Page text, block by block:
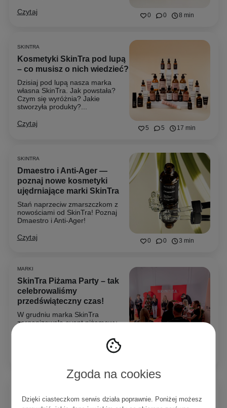
Zgoda na cookies
Dzięki ciasteczkom serwis działa poprawnie. Poniżej możesz
0 0 8 min
Czytaj
5 5 17 min
SKINTRA
Kosmetyki SkinTra pod lupą
– co musisz o nich wiedzieć?
Dzisiaj pod lupą nasza marka
własna SkinTra. Jak powstała?
Czym się wyróżnia? Jakie
stworzyła produkty?...
Czytaj
0 0 3 min
SKINTRA
Dmaestro i Anti-Ager —
poznaj nowe kosmetyki
ujędrniające marki SkinTra
Stań naprzeciw zmarszczkom z
nowościami od SkinTra! Poznaj
Dmaestro i Anti-Ager!
Czytaj
MARKI
SkinTra Piżama Party – tak
celebrowaliśmy
przedświąteczny czas!
W grudniu marka SkinTra
zorganizowała event piżamowy -
Serum do ciała: The Ordinary